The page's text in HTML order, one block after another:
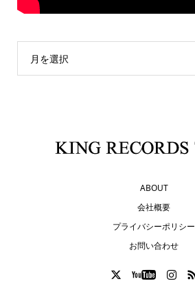
月を選択
ABOUT
会社概要
プライバシーポリシー
お問い合わせ